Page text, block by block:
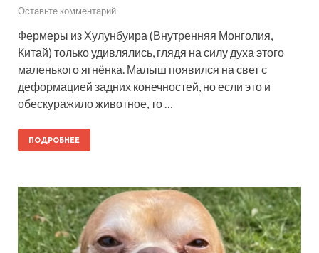
Оставьте комментарий
Фермеры из Хулунбуира (Внутренняя Монголия,
Китай) только удивлялись, глядя на силу духа этого
маленького ягнёнка. Малыш появился на свет с
деформацией задних конечностей, но если это и
обескуражило животное, то …
ПОДРОБНЕЕ